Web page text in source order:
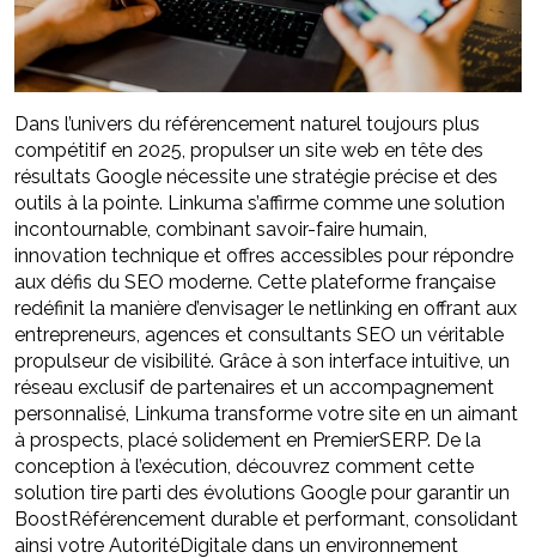
Dans l’univers du référencement naturel toujours plus
compétitif en 2025, propulser un site web en tête des
résultats Google nécessite une stratégie précise et des
outils à la pointe. Linkuma s’affirme comme une solution
incontournable, combinant savoir-faire humain,
innovation technique et offres accessibles pour répondre
aux défis du SEO moderne. Cette plateforme française
redéfinit la manière d’envisager le netlinking en offrant aux
entrepreneurs, agences et consultants SEO un véritable
propulseur de visibilité. Grâce à son interface intuitive, un
réseau exclusif de partenaires et un accompagnement
personnalisé, Linkuma transforme votre site en un aimant
à prospects, placé solidement en PremierSERP. De la
conception à l’exécution, découvrez comment cette
solution tire parti des évolutions Google pour garantir un
BoostRéférencement durable et performant, consolidant
ainsi votre AutoritéDigitale dans un environnement